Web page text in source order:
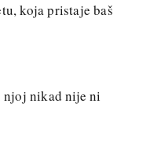
koja pristaje baš
njoj nikad nije ni